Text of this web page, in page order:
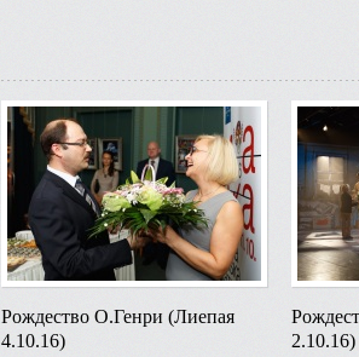
Рождество О.Генри (Лиепая
4.10.16)
2.10.16)